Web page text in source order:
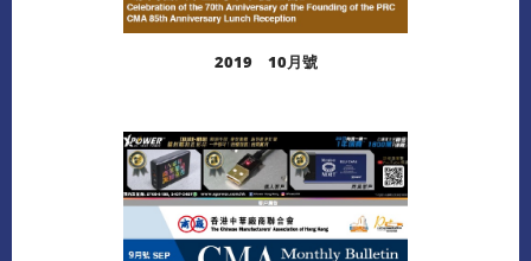
閱讀更多
下載
2019 10月號